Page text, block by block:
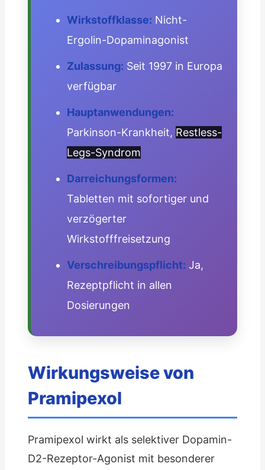
Wirkstoffklasse: Nicht-
Ergolin-Dopaminagonist
Zulassung: Seit 1997 in Europa
verfügbar
Hauptanwendungen:
Parkinson-Krankheit, Restless-
Legs-Syndrom
Darreichungsformen:
Tabletten mit sofortiger und
verzögerter
Wirkstofffreisetzung
Verschreibungspflicht: Ja,
Rezeptpflicht in allen
Dosierungen
Wirkungsweise von
Pramipexol
Pramipexol wirkt als selektiver Dopamin-
D2-Rezeptor-Agonist mit besonderer